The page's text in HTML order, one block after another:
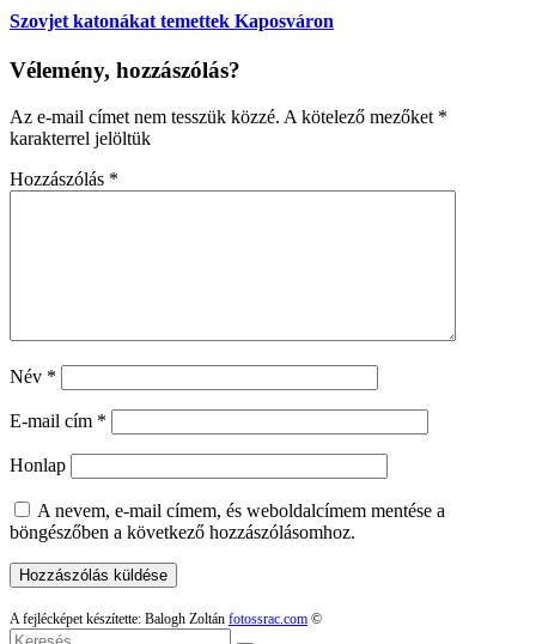
Szovjet katonákat temettek Kaposváron
Vélemény, hozzászólás?
Az e-mail címet nem tesszük közzé. A kötelező mezőket *
karakterrel jelöltük
Hozzászólás *
Név *
E-mail cím *
Honlap
A nevem, e-mail címem, és weboldalcímem mentése a
böngészőben a következő hozzászólásomhoz.
A fejlécképet készítette: Balogh Zoltán fotossrac.com ©